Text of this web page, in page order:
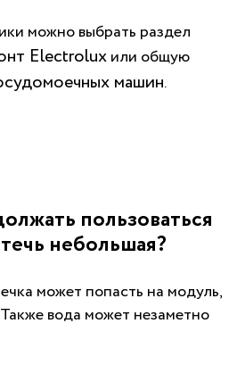
можно выбрать раздел
Electroluxили общую
машин.
пользоваться
небольшая?
может попасть на модуль,
вода может незаметно